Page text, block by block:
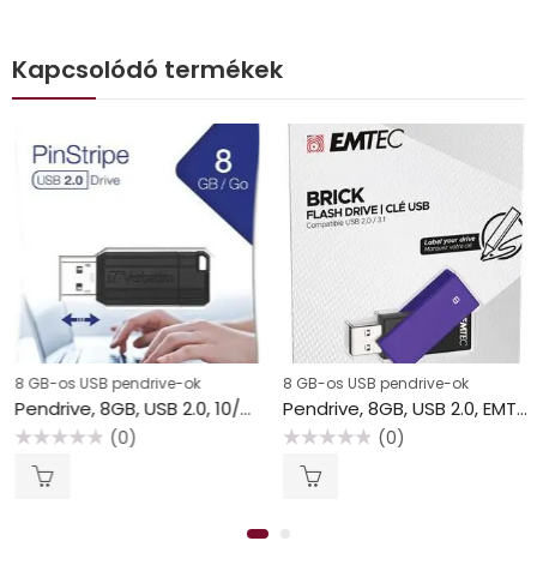
Kapcsolódó termékek
8 GB-os USB pendrive-ok
Pendrive, 8GB, USB 2.0, 10/4MB/sec, VERBATIM “PinStripe”, fekete
(0)
8 GB-os USB pendrive-ok
Pendrive, 8GB, USB 2.0, EMTEC “C350 Brick”, lila
(0)